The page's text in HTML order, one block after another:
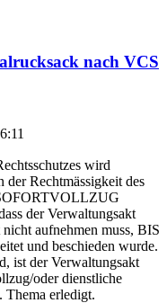
nach VCS
wird
der Rechtmässigkeit des
der Verwaltungsakt
aufnehmen muss, BIS
und beschieden wurde.
ist der Verwaltungsakt
oder dienstliche
Thema erledigt.